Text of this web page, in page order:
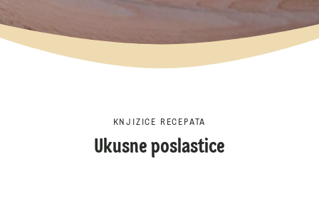
KNJIZICE RECEPATA
Ukusne poslastice